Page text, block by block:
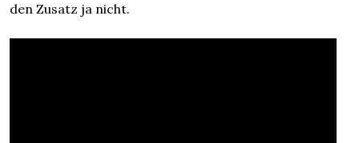
den Zusatz ja nicht.